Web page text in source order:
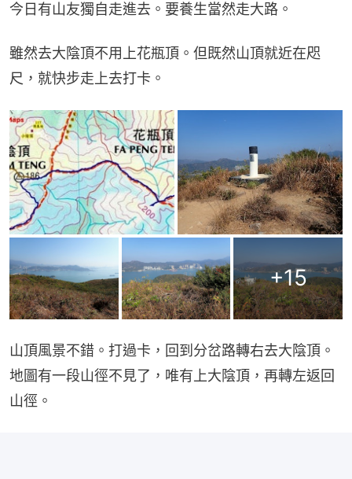
今日有山友獨自走進去。要養生當然走大路。
雖然去大陰頂不用上花瓶頂。但既然山頂就近在咫
尺，就快步走上去打卡。
+15
山頂風景不錯。打過卡，回到分岔路轉右去大陰頂。
地圖有一段山徑不見了，唯有上大陰頂，再轉左返回
山徑。